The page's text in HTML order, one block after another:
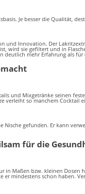
Je besser die Qualität,
und Innovation. Der
wird sie gefiltert und in
deutlich mehr Erfahrung als
und Mixgetränke seinen
verleiht so manchem Cocktail
gefunden. Er kann
für die
Maßen bzw. kleinen
mindestens schon haben.